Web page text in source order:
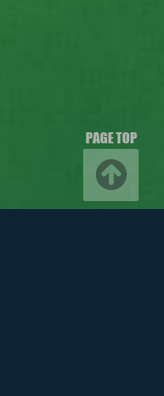
PAGE TOP